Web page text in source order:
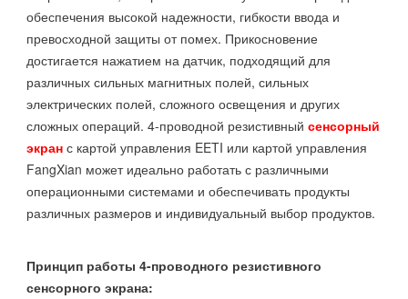
обеспечения высокой надежности, гибкости ввода и
превосходной защиты от помех. Прикосновение
достигается нажатием на датчик, подходящий для
различных сильных магнитных полей, сильных
электрических полей, сложного освещения и других
сложных операций. 4-проводной резистивный сенсорный
экранс картой управления EETI или картой управления
FangXian может идеально работать с различными
операционными системами и обеспечивать продукты
различных размеров и индивидуальный выбор продуктов.
Принцип работы 4-проводного резистивного
сенсорного экрана: